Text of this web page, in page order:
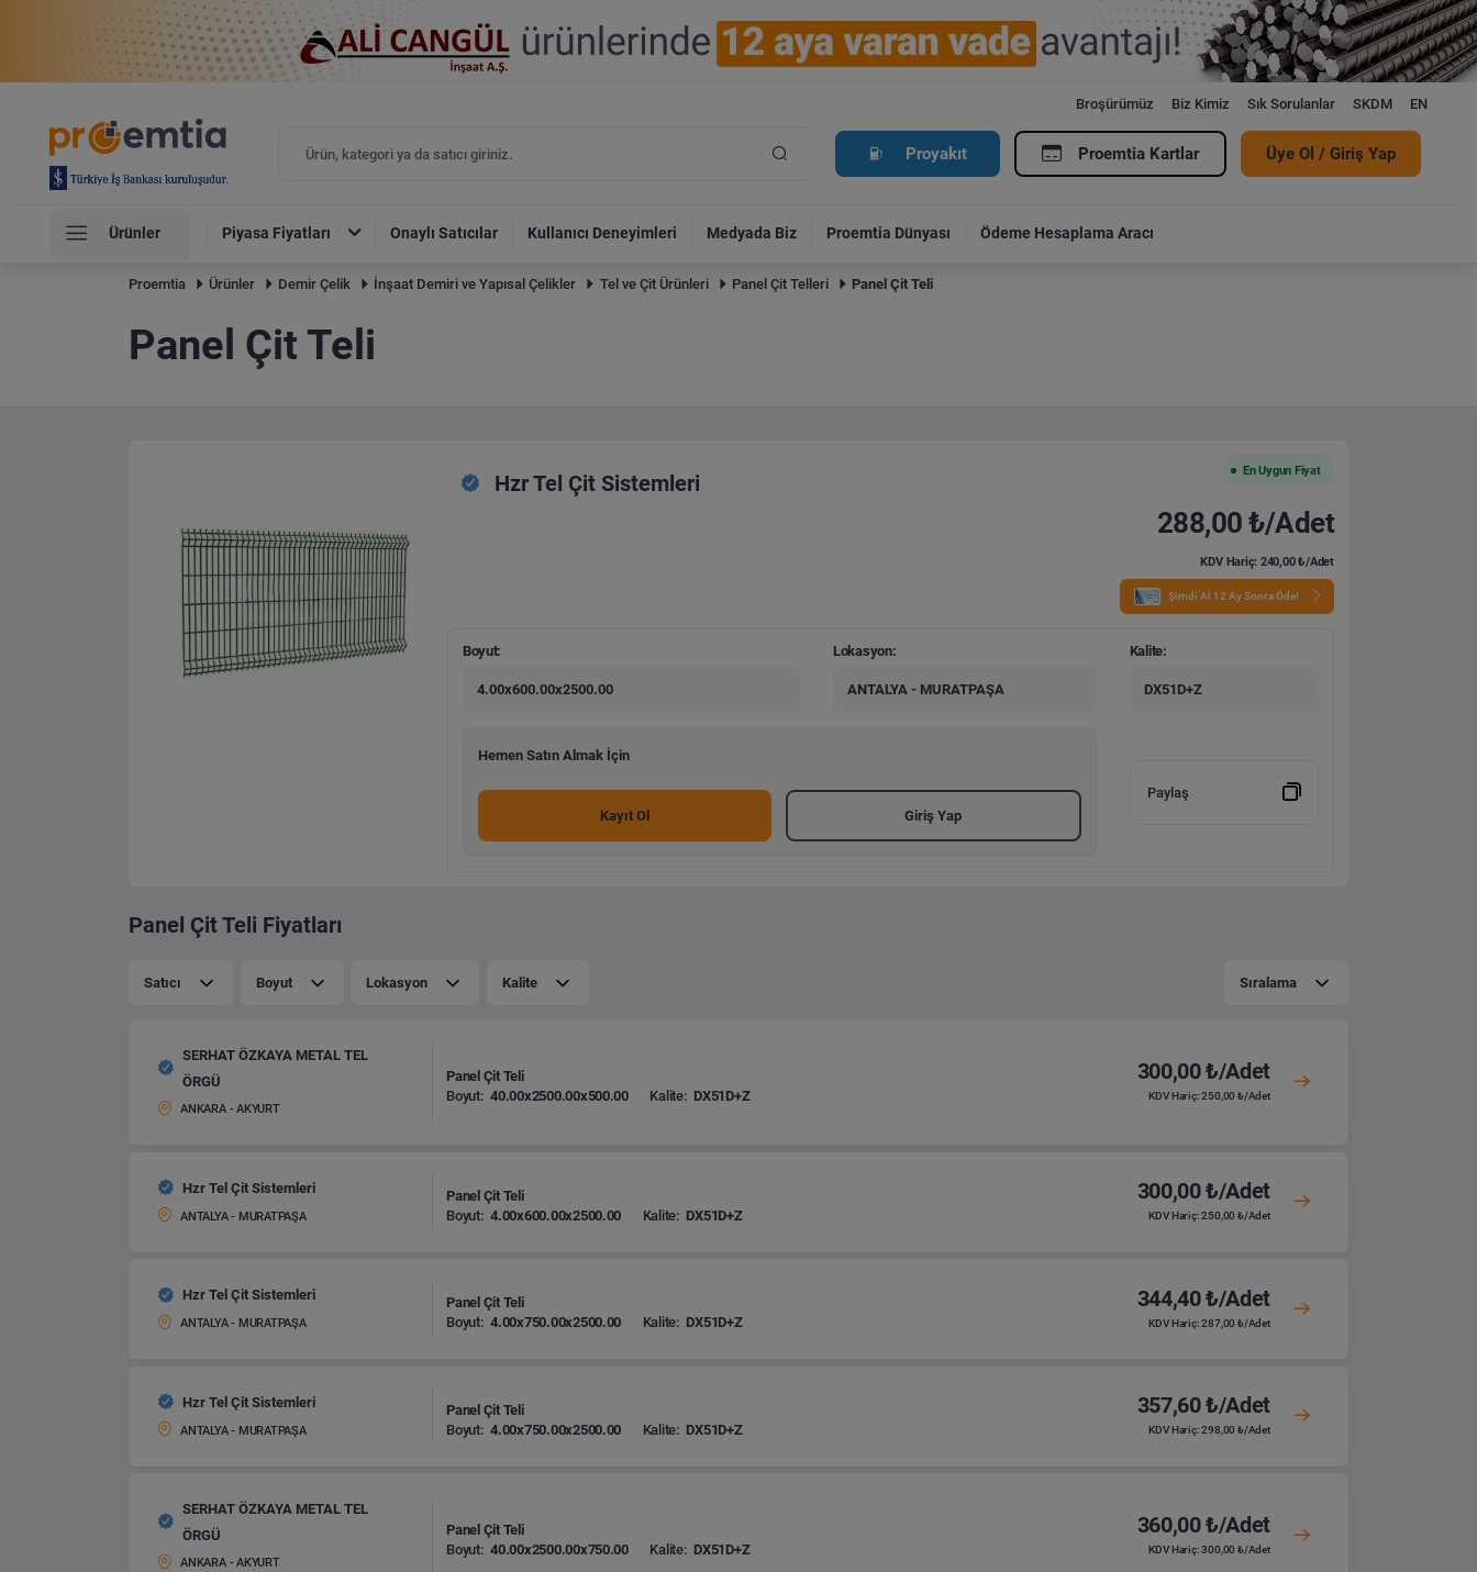
Broşürümüz Biz Kimiz Sık Sorulanlar SKDM EN
Proyakıt Proemtia Kartlar Üye Ol / Giriş Yap
Ürünler Piyasa Fiyatları Onaylı Satıcılar Kullanıcı Deneyimleri Medyada Biz Proemtia Dünyası Ödeme Hesaplama Aracı
Proemtia Ürünler Demir Çelik İnşaat Demiri ve Yapısal Çelikler Tel ve Çit Ürünleri Panel Çit Telleri Panel Çit Teli
Panel Çit Teli
Hzr Tel Çit Sistemleri
En Uygun Fiyat
288,00 ₺/Adet
KDV Hariç: 240,00 ₺/Adet
Şimdi Al 12 Ay Sonra Öde!
Boyut:
4.00x600.00x2500.00
Lokasyon:
ANTALYA - MURATPAŞA
Kalite:
DX51D+Z
Hemen Satın Almak İçin
Kayıt Ol Giriş Yap
Paylaş
Panel Çit Teli Fiyatları
Satıcı Boyut Lokasyon Kalite Sıralama
SERHAT ÖZKAYA METAL TEL
ÖRGÜ
ANKARA - AKYURT
Panel Çit Teli
Boyut: 40.00x2500.00x500.00 Kalite: DX51D+Z
300,00 ₺/Adet
KDV Hariç: 250,00 ₺/Adet
Hzr Tel Çit Sistemleri
ANTALYA - MURATPAŞA
Panel Çit Teli
Boyut: 4.00x600.00x2500.00 Kalite: DX51D+Z
300,00 ₺/Adet
KDV Hariç: 250,00 ₺/Adet
Hzr Tel Çit Sistemleri
ANTALYA - MURATPAŞA
Panel Çit Teli
Boyut: 4.00x750.00x2500.00 Kalite: DX51D+Z
344,40 ₺/Adet
KDV Hariç: 287,00 ₺/Adet
Hzr Tel Çit Sistemleri
ANTALYA - MURATPAŞA
Panel Çit Teli
Boyut: 4.00x750.00x2500.00 Kalite: DX51D+Z
357,60 ₺/Adet
KDV Hariç: 298,00 ₺/Adet
SERHAT ÖZKAYA METAL TEL
ÖRGÜ
ANKARA - AKYURT
Panel Çit Teli
Boyut: 40.00x2500.00x750.00 Kalite: DX51D+Z
360,00 ₺/Adet
KDV Hariç: 300,00 ₺/Adet